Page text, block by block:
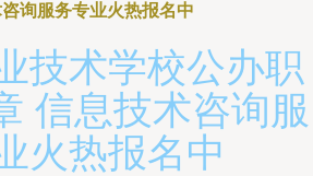
询服务专业火热报名中
技术学校公办职
信息技术咨询服
火热报名中